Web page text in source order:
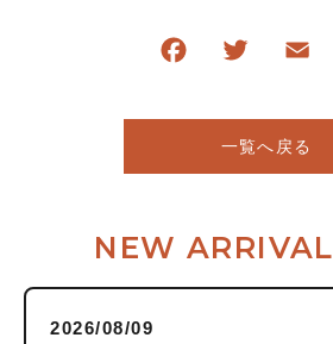
一覧へ戻る
NEW ARRIVAL
2026/08/09